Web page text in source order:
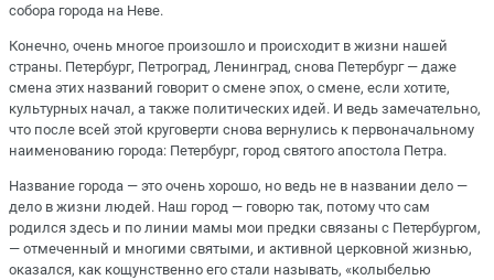
собора города на Неве.
Конечно, очень многое произошло и происходит в жизни нашей
страны. Петербург, Петроград, Ленинград, снова Петербург — даже
смена этих названий говорит о смене эпох, о смене, если хотите,
культурных начал, а также политических идей. И ведь замечательно,
что после всей этой круговерти снова вернулись к первоначальному
наименованию города: Петербург, город святого апостола Петра.
Название города — это очень хорошо, но ведь не в названии дело —
дело в жизни людей. Наш город — говорю так, потому что сам
родился здесь и по линии мамы мои предки связаны с Петербургом,
— отмеченный и многими святыми, и активной церковной жизнью,
оказался, как кощунственно его стали называть, «колыбелью